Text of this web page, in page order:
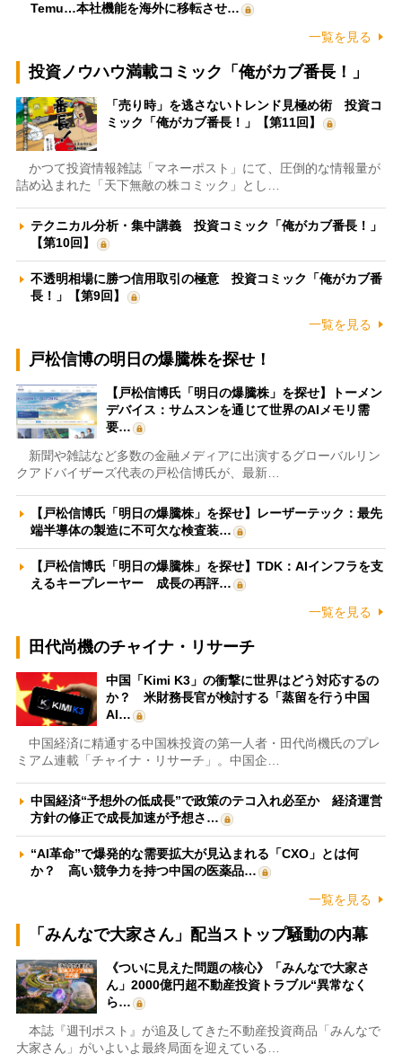
Temu…本社機能を海外に移転させ…
一覧を見る
投資ノウハウ満載コミック「俺がカブ番長！」
「売り時」を逃さないトレンド見極め術 投資コ
ミック「俺がカブ番長！」【第11回】
かつて投資情報雑誌「マネーポスト」にて、圧倒的な情報量が
詰め込まれた「天下無敵の株コミック」とし…
テクニカル分析・集中講義 投資コミック「俺がカブ番長！」
【第10回】
不透明相場に勝つ信用取引の極意 投資コミック「俺がカブ番
長！」【第9回】
一覧を見る
戸松信博の明日の爆騰株を探せ！
【戸松信博氏「明日の爆騰株」を探せ】トーメン
デバイス：サムスンを通じて世界のAIメモリ需
要…
新聞や雑誌など多数の金融メディアに出演するグローバルリン
クアドバイザーズ代表の戸松信博氏が、最新…
【戸松信博氏「明日の爆騰株」を探せ】レーザーテック：最先
端半導体の製造に不可欠な検査装…
【戸松信博氏「明日の爆騰株」を探せ】TDK：AIインフラを支
えるキープレーヤー 成長の再評…
一覧を見る
田代尚機のチャイナ・リサーチ
中国「Kimi K3」の衝撃に世界はどう対応するの
か？ 米財務長官が検討する「蒸留を行う中国
AI…
中国経済に精通する中国株投資の第一人者・田代尚機氏のプレ
ミアム連載「チャイナ・リサーチ」。中国企…
中国経済“予想外の低成長”で政策のテコ入れ必至か 経済運営
方針の修正で成長加速が予想さ…
“AI革命”で爆発的な需要拡大が見込まれる「CXO」とは何
か？ 高い競争力を持つ中国の医薬品…
一覧を見る
「みんなで大家さん」配当ストップ騒動の内幕
《ついに見えた問題の核心》「みんなで大家さ
ん」2000億円超不動産投資トラブル“異常なく
ら…
本誌『週刊ポスト』が追及してきた不動産投資商品「みんなで
大家さん」がいよいよ最終局面を迎えている…